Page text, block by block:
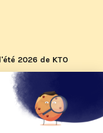
2026 de KTO
du pape Léon
sur KTO le